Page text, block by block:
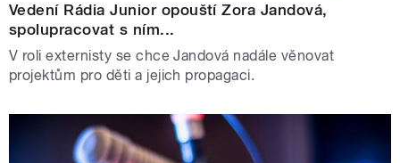
Vedení Rádia Junior opouští Zora Jandová,
spolupracovat s ním...
V roli externisty se chce Jandová nadále věnovat
projektům pro děti a jejich propagaci.